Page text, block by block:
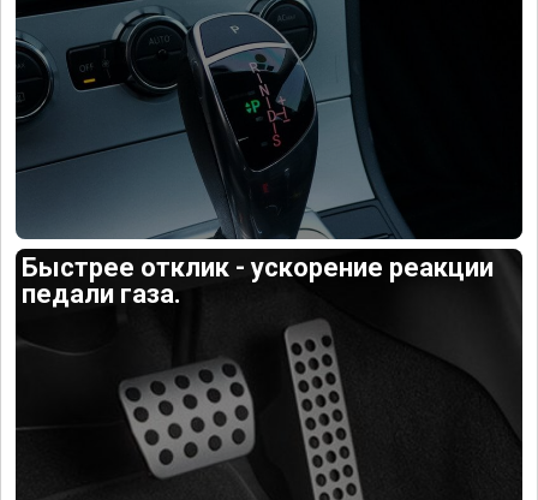
Быстрее отклик - ускорение реакции
педали газа.